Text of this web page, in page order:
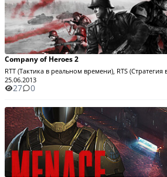
Company of Heroes 2
RTT (Тактика в реальном времени), RTS
25.06.2013
27 0